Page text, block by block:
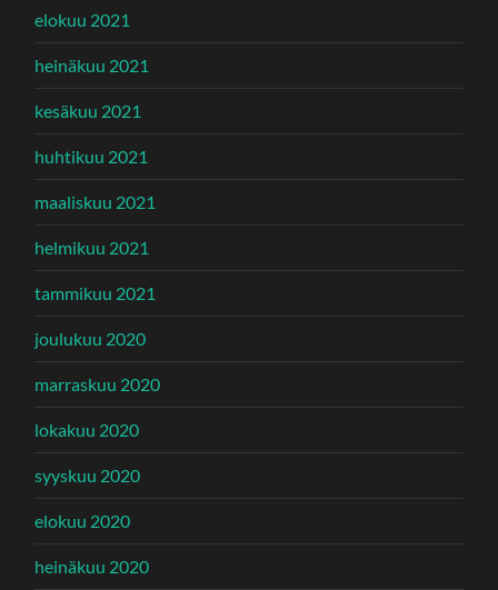
elokuu 2021
heinäkuu 2021
kesäkuu 2021
huhtikuu 2021
maaliskuu 2021
helmikuu 2021
tammikuu 2021
joulukuu 2020
marraskuu 2020
lokakuu 2020
syyskuu 2020
elokuu 2020
heinäkuu 2020